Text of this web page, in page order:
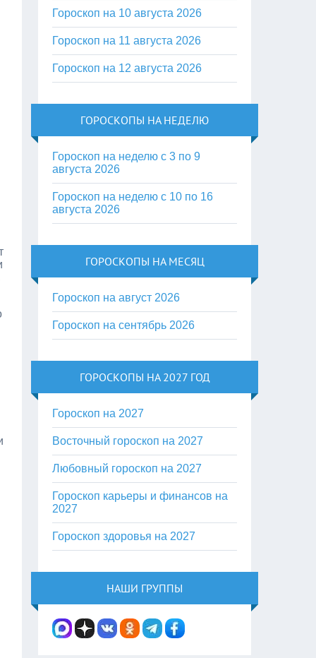
Гороскоп на 10 августа 2026
Гороскоп на 11 августа 2026
Гороскоп на 12 августа 2026
ГОРОСКОПЫ НА НЕДЕЛЮ
Гороскоп на неделю с 3 по 9
августа 2026
Гороскоп на неделю с 10 по 16
августа 2026
ГОРОСКОПЫ НА МЕСЯЦ
Гороскоп на август 2026
Гороскоп на сентябрь 2026
ГОРОСКОПЫ НА 2027 ГОД
Гороскоп на 2027
Восточный гороскоп на 2027
Любовный гороскоп на 2027
Гороскоп карьеры и финансов на
2027
Гороскоп здоровья на 2027
НАШИ ГРУППЫ